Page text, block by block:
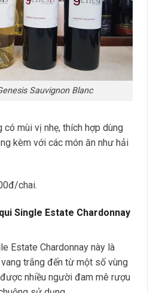
Sauvignon Blanc
mùi vị nhẹ, thích hợp dùng
kèm với các món ăn như hải
chai.
Single Estate Chardonnay
Estate Chardonnay này là
trắng đến từ một số vùng
nhiều người đam mê rượu